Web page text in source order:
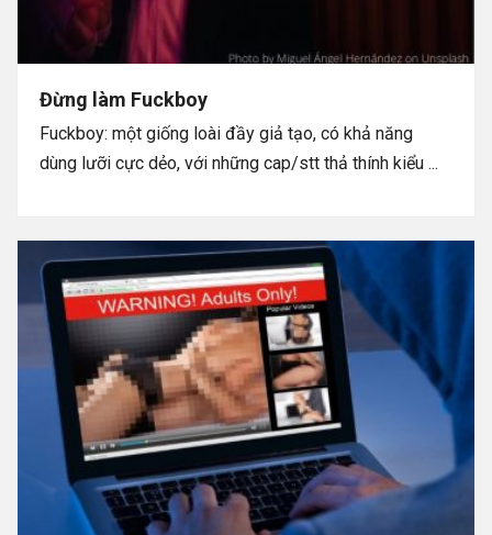
Đừng làm Fuckboy
Fuckboy: một giống loài đầy giả tạo, có khả năng
dùng lưỡi cực dẻo, với những cap/stt thả thính kiểu ...